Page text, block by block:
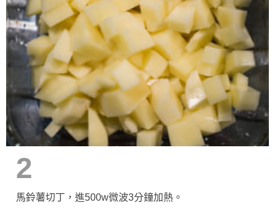
2
馬鈴薯切丁，進500w微波3分鐘加熱。